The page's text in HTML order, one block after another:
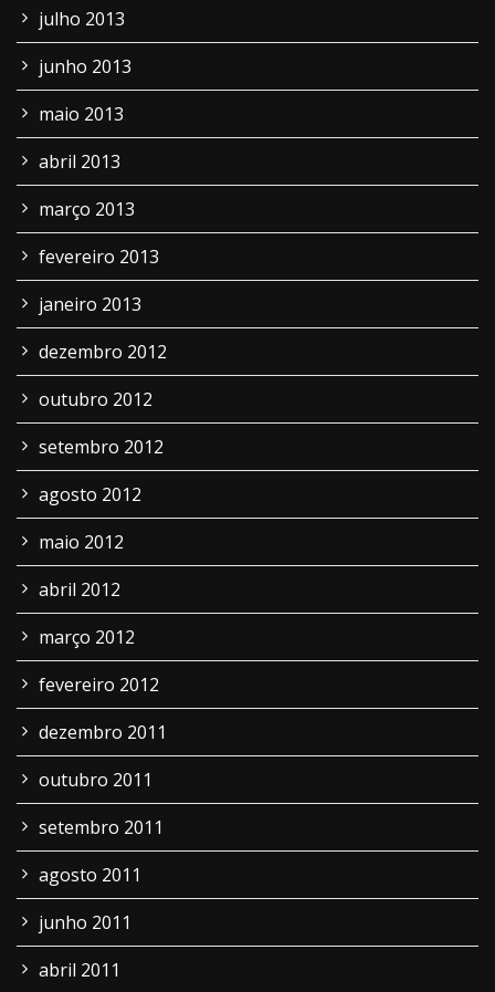
julho 2013
junho 2013
maio 2013
abril 2013
março 2013
fevereiro 2013
janeiro 2013
dezembro 2012
outubro 2012
setembro 2012
agosto 2012
maio 2012
abril 2012
março 2012
fevereiro 2012
dezembro 2011
outubro 2011
setembro 2011
agosto 2011
junho 2011
abril 2011